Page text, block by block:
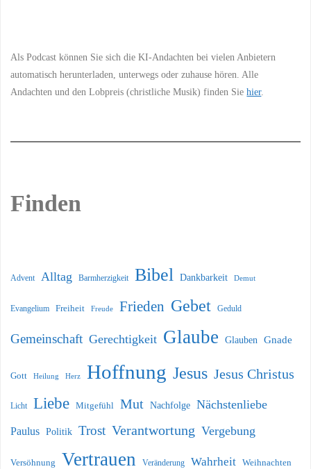
Als Podcast können Sie sich die KI-Andachten bei vielen Anbietern
automatisch herunterladen, unterwegs oder zuhause hören. Alle
Andachten und den Lobpreis (christliche Musik) finden Siehier.
Finden
Advent Alltag Barmherzigkeit Bibel Dankbarkeit Demut
Evangelium Freiheit Freude Frieden Gebet Geduld
Gemeinschaft Gerechtigkeit Glaube Glauben Gnade
Gott Heilung Herz Hoffnung Jesus Jesus Christus
Licht Liebe Mitgefühl Mut Nachfolge Nächstenliebe
Paulus Politik Trost Verantwortung Vergebung
Versöhnung Vertrauen Veränderung Wahrheit Weihnachten